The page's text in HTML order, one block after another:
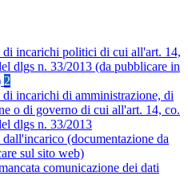
incarichi politici di cui all'art. 14,
dlgs n. 33/2013 (da pubblicare in
2
incarichi di amministrazione, di
o di governo di cui all'art. 14, co.
dlgs n. 33/2013
dall'incarico (documentazione da
sul sito web)
comunicazione dei dati